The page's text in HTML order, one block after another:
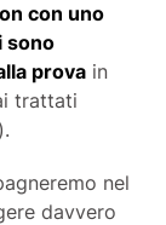
con uno
sono
provain
trattati
nel
davvero